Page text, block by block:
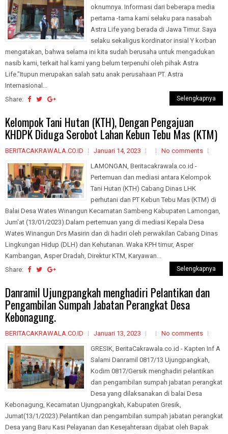
oknumnya. Informasi dari beberapa media
pertama -tama kami selaku para nasabah
Astra Life yang berada di Jawa Timur. Saya
selaku sekaligus kordinator insial Y korban
mengatakan, bahwa selama ini kita sudah berusaha untuk mengadukan
nasib kami, terkait hal kami yang belum terpenuhi oleh pihak Astra
Life."Itupun merupakan salah satu anak perusahaan PT. Astra
Internasional...
Share:
Selengkapnya
Kelompok Tani Hutan (KTH), Dengan Pengajuan
KHDPK Diduga Serobot Lahan Kebun Tebu Mas (KTM)
BERITACAKRAWALA.CO.ID Januari 14, 2023
No comments
LAMONGAN, Beritacakrawala.co.id -
Pertemuan dan mediasi antara Kelompok
Tani Hutan (KTH) Cabang Dinas LHK
perhutani dan PT Kebun Tebu Mas (KTM) di
Balai Desa Wates Winangun Kecamatan Sambeng Kabupaten Lamongan,
Jum'at (13/01/2023).Dalam pertemuan yang di mediasi Kepala Desa
Wates Winangun Drs Masirin dan di hadiri oleh perwakilan Cabang Dinas
Lingkungan Hidup (DLH) dan Kehutanan. Waka KPH timur, Asper
Kambangan, Asper Dradah, Direktur KTM, Karyawan...
Share:
Selengkapnya
Danramil Ujungpangkah menghadiri Pelantikan dan
Pengambilan Sumpah Jabatan Perangkat Desa
Kebonagung.
BERITACAKRAWALA.CO.ID Januari 13, 2023
No comments
GRESIK, BeritaCakrawala.co.id - Kapten Inf A
Salami Danramil 0817/13 Ujungpangkah,
Kodim 0817/Gersik menghadiri pelantikan
dan pengambilan sumpah jabatan perangkat
Desa yang dilaksanakan di balai Desa
Kebonagung, Kecamatan Ujungpangkah, Kabupaten Gresik,
Jumat(13/1/2023).Pelantikan dan pengambilan sumpah jabatan perangkat
Desa yang Baru Kasi Pelayanan dan Kesejahteraan dijabat oleh Bapak